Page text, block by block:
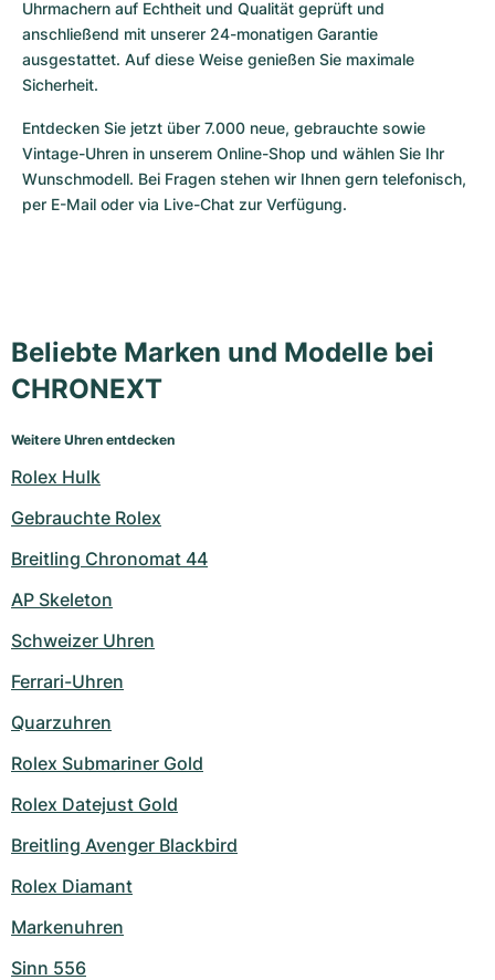
Uhrmachern auf Echtheit und Qualität geprüft und
anschließend mit unserer 24-monatigen Garantie
ausgestattet. Auf diese Weise genießen Sie maximale
Sicherheit.
Entdecken Sie jetzt über 7.000 neue, gebrauchte sowie
Vintage-Uhren in unserem Online-Shop und wählen Sie Ihr
Wunschmodell. Bei Fragen stehen wir Ihnen gern telefonisch,
per E-Mail oder via Live-Chat zur Verfügung.
Beliebte Marken und Modelle bei
CHRONEXT
Weitere Uhren entdecken
Rolex Hulk
Gebrauchte Rolex
Breitling Chronomat 44
AP Skeleton
Schweizer Uhren
Ferrari-Uhren
Quarzuhren
Rolex Submariner Gold
Rolex Datejust Gold
Breitling Avenger Blackbird
Rolex Diamant
Markenuhren
Sinn 556